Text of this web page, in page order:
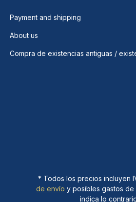
Payment and shipping
About us
Compra de existencias antiguas /
* Todos los precios incluyen
de envío y posibles gastos de
indica lo